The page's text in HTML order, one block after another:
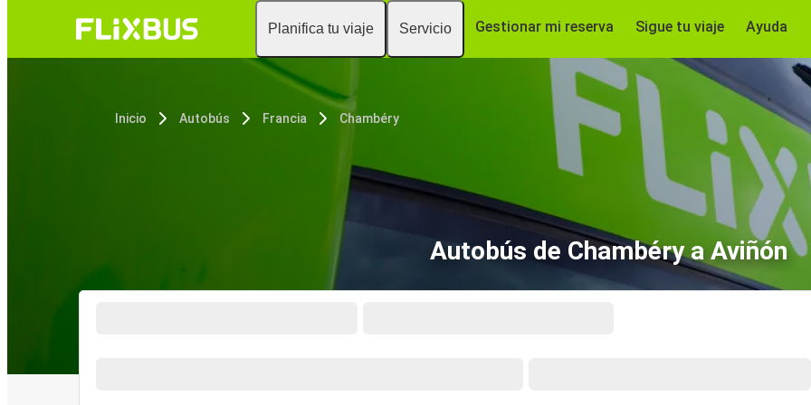
Planifica tu viaje Servicio Gestionar mi reserva Sigue tu viaje Ayuda
Inicio Autobús Francia Chambéry
Autobús de Chambéry a Aviñón